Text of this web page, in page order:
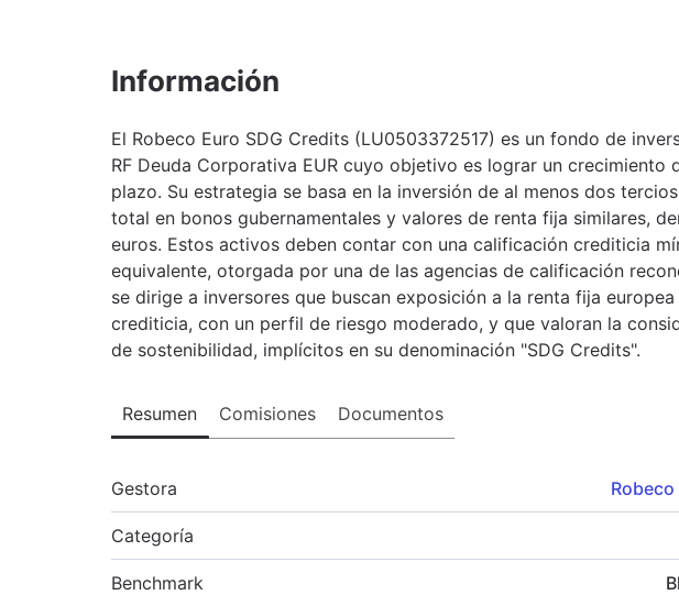
Información
El Robeco Euro SDG Credits (LU0503372517) es un fondo de
RF Deuda Corporativa EUR cuyo objetivo es lograr un crecimiento
plazo. Su estrategia se basa en la inversión de al menos dos
total en bonos gubernamentales y valores de renta fija similares,
euros. Estos activos deben contar con una calificación crediticia
equivalente, otorgada por una de las agencias de calificación
se dirige a inversores que buscan exposición a la renta fija
crediticia, con un perfil de riesgo moderado, y que valoran la
de sostenibilidad, implícitos en su denominación "SDG Credits".
Resumen Comisiones Documentos
Gestora
Categoría
Benchmark